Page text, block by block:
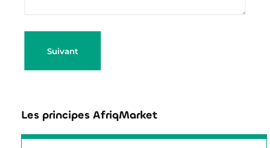
Les principes AfriqMarket